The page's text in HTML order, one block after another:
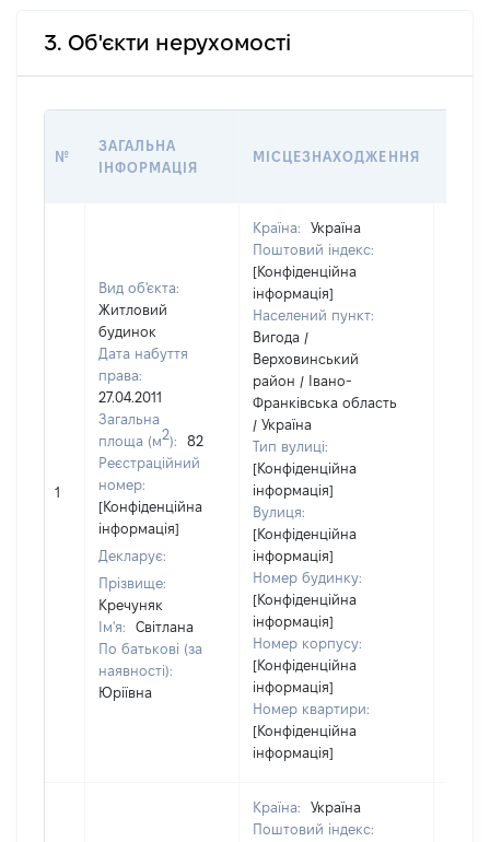
3. Об'єкти нерухомості
№
ЗАГАЛЬНА
ІНФОРМАЦІЯ
МІСЦЕЗНАХОДЖЕННЯ
1
Вид об'єкта:
Житловий
будинок
Дата набуття
права:
27.04.2011
Загальна
площа (м2):
82
Реєстраційний
номер:
[Конфіденційна
інформація]
Декларує:
Прізвище:
Кречуняк
Ім'я:
Світлана
По батькові (за
наявності):
Юріївна
Країна:
Україна
Поштовий індекс:
[Конфіденційна
інформація]
Населений пункт:
Вигода /
Верховинський
район / Івано-
Франківська область
/ Україна
Тип вулиці:
[Конфіденційна
інформація]
Вулиця:
[Конфіденційна
інформація]
Номер будинку:
[Конфіденційна
інформація]
Номер корпусу:
[Конфіденційна
інформація]
Номер квартири:
[Конфіденційна
інформація]
Країна:
Україна
Поштовий індекс: